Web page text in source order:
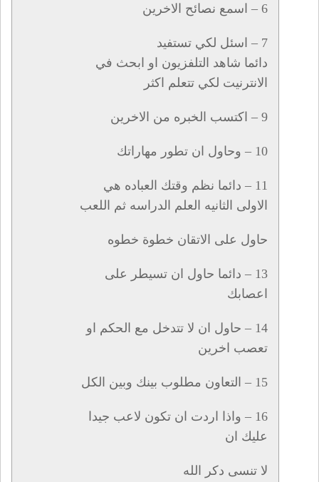
6 – اسمع نصائح الاخرين
7 – اسئل لكي تستفيد
دائما شاهد التلفزيون او ابحث في
الانترنيت لكي تتعلم اكثر
9 – اكتسب الخبره من الاخرين
10 – وحاول ان تطور مهاراتك
11 – دائما نظم وقتك العباده هي
الاولى الثانيه العلم الدراسه ثم اللعب
حاول على الاتقان خطوة خطوه
13 – دائما حاول ان تسيطر على
اعصابك
14 – حاول ان لا تتدخل مع الحكم او
تعصب اخرين
15 – التعاون مطلوب بينك وبين الكل
16 – واذا اردت ان تكون لاعب جيدا
عليك ان
لا تنسى دكر الله